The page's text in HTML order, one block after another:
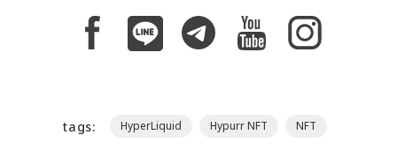
tags: HyperLiquid Hypurr NFT NFT